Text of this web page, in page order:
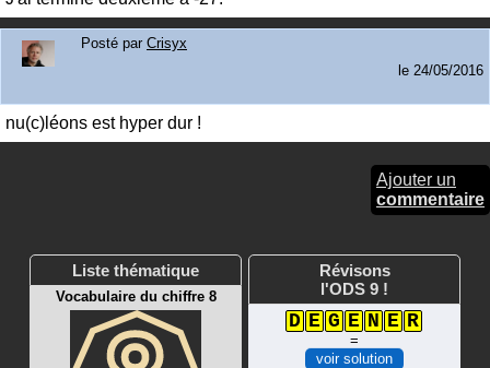
Posté par Crisyx
le 24/05/2016
nu(c)léons est hyper dur !
Ajouter un
commentaire
Liste thématique
Vocabulaire du chiffre 8
Révisons
l'ODS 9 !
D E G E N E R
=
voir solution